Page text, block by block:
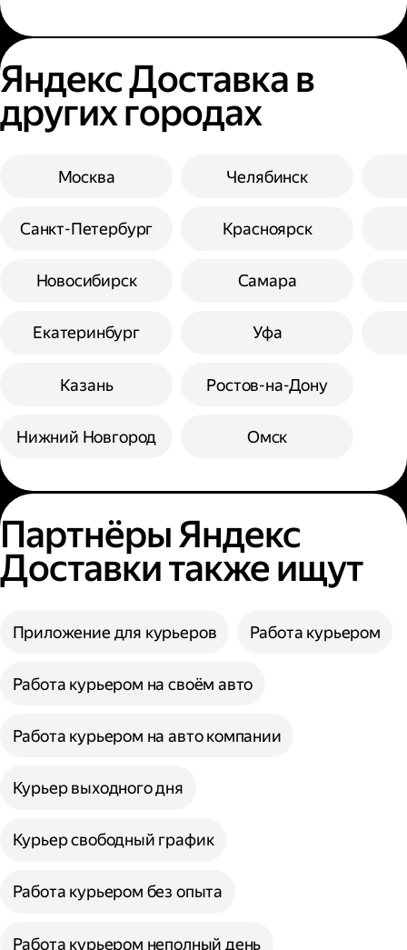
Яндекс Доставка в
других городах
Москва
Санкт-Петербург
Новосибирск
Екатеринбург
Казань
Нижний Новгород
Челябинск
Красноярск
Самара
Уфа
Ростов-на-Дону
Омск
Партнёры Яндекс
Доставки также ищут
Приложение для курьеров Работа курьером
Работа курьером на своём авто
Работа курьером на авто компании
Курьер выходного дня
Курьер свободный график
Работа курьером без опыта
Работа курьером неполный день